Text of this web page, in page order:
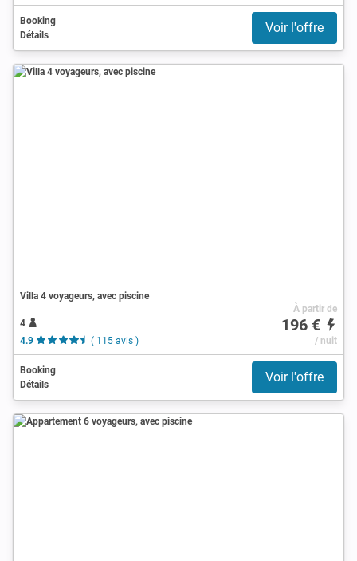
Booking
Détails
Voir l'offre
Villa 4 voyageurs, avec piscine
4
4.9
( 115 avis )
À partir de
196 €
/ nuit
Booking
Détails
Voir l'offre